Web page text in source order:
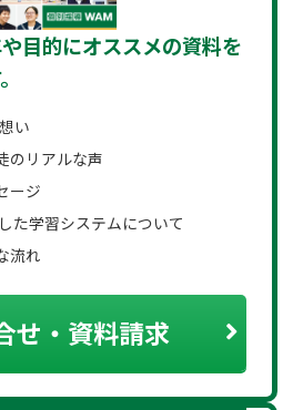
目的にオススメの資料を
い
のリアルな声
ージ
た学習システムについて
流れ
せ・資料請求